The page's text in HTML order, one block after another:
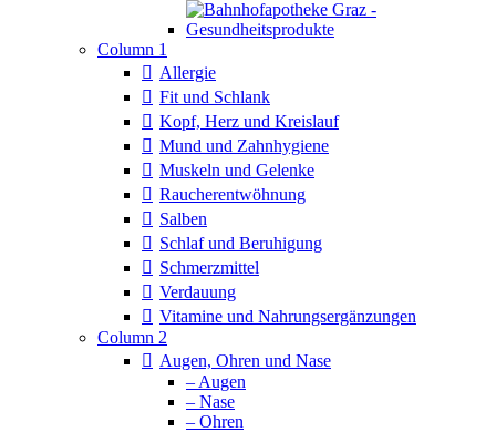
Column 1
Allergie
Fit und Schlank
Kopf, Herz und Kreislauf
Mund und Zahnhygiene
Muskeln und Gelenke
Raucherentwöhnung
Salben
Schlaf und Beruhigung
Schmerzmittel
Verdauung
Vitamine und Nahrungsergänzungen
Column 2
Augen, Ohren und Nase
– Augen
– Nase
– Ohren